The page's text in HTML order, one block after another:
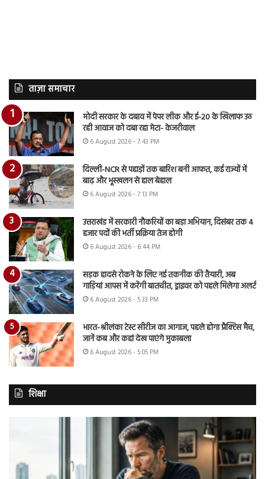
ताज़ा समाचार
मोदी सरकार के दबाव में पेपर लीक और ई-20 के खिलाफ उठ
रही आवाज को दबा रहा मेटा- केजरीवाल
6 August 2026 - 7:43 PM
दिल्ली-NCR से पहाड़ों तक बारिश बनी आफत, कई राज्यों में
बाढ़ और भूस्खलन से हाल बेहाल
6 August 2026 - 7:13 PM
उत्तराखंड में सरकारी नौकरियों का बड़ा अभियान, दिसंबर तक 4
हजार पदों की भर्ती प्रक्रिया तेज होगी
6 August 2026 - 6:44 PM
सड़क हादसे रोकने के लिए नई तकनीक की तैयारी, अब
गाड़ियां आपस में करेंगी बातचीत, ड्राइवर को पहले मिलेगा अलर्ट
6 August 2026 - 5:33 PM
भारत-श्रीलंका टेस्ट सीरीज का आगाज, पहले होगा प्रैक्टिस मैच,
जानें कब और कहां देख पाएंगे मुकाबला
6 August 2026 - 5:05 PM
शिक्षा